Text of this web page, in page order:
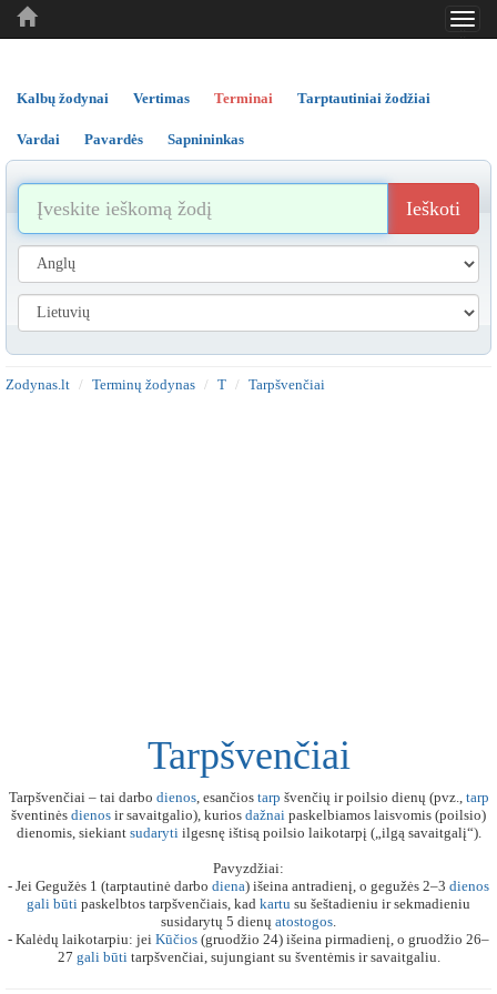
..
..
Kalbų žodynai Vertimas Terminai Tarptautiniai žodžiai
Vardai Pavardės Sapnininkas
Ieškoti
Zodynas.lt Terminų žodynas T Tarpšvenčiai
Tarpšvenčiai
Tarpšvenčiai – tai darbo dienos, esančios tarp švenčių ir poilsio dienų (pvz., tarp
šventinės dienos ir savaitgalio), kurios dažnai paskelbiamos laisvomis (poilsio)
dienomis, siekiant sudarytiilgesnę ištisą poilsio laikotarpį („ilgą savaitgalį“).
Pavyzdžiai:
- Jei Gegužės 1 (tarptautinė darbo diena) išeina antradienį, o gegužės 2–3 dienos
gali būti paskelbtos tarpšvenčiais, kad kartu su šeštadieniu ir sekmadieniu
susidarytų 5 dienų atostogos.
- Kalėdų laikotarpiu: jei Kūčios (gruodžio 24) išeina pirmadienį, o gruodžio 26–
27 gali būtitarpšvenčiai, sujungiant su šventėmis ir savaitgaliu.